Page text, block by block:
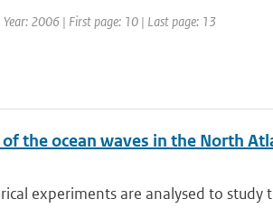
2006 | First page: 10 | Last page: 13
the ocean waves in the North
experiments are analysed to study